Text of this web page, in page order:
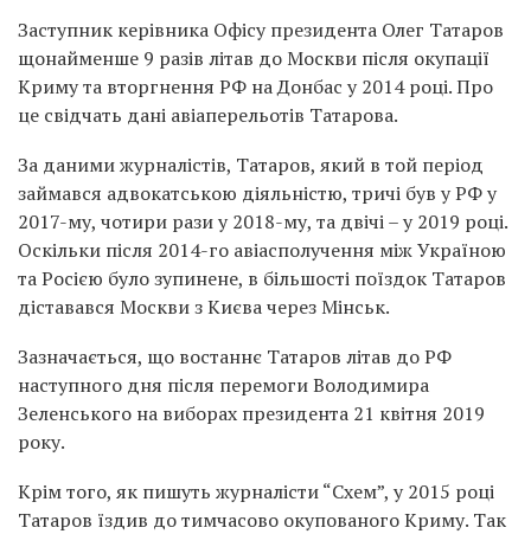
Заступник керівника Офісу президента Олег Татаров
щонайменше 9 разів літав до Москви після окупації
Криму та вторгнення РФ на Донбас у 2014 році. Про
це свідчать дані авіаперельотів Татарова.
За даними журналістів, Татаров, який в той період
займався адвокатською діяльністю, тричі був у РФ у
2017-му, чотири рази у 2018-му, та двічі – у 2019 році.
Оскільки після 2014-го авіасполучення між Україною
та Росією було зупинене, в більшості поїздок Татаров
діставався Москви з Києва через Мінськ.
Зазначається, що востаннє Татаров літав до РФ
наступного дня після перемоги Володимира
Зеленського на виборах президента 21 квітня 2019
року.
Крім того, як пишуть журналісти “Схем”, у 2015 році
Татаров їздив до тимчасово окупованого Криму. Так